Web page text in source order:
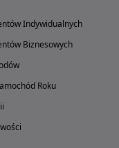
Indywidualnych
Biznesowych
Roku